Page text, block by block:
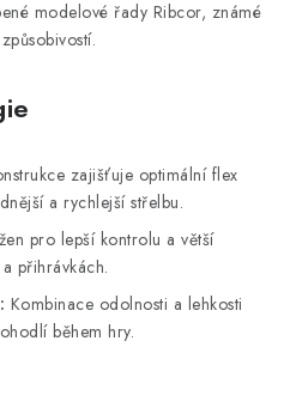
modelové řady Ribcor, známé
zajišťuje optimální flex
a rychlejší střelbu.
pro lepší kontrolu a větší
přihrávkách.
Kombinace odolnosti a lehkosti
během hry.